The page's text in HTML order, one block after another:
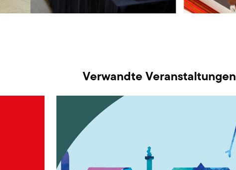
Verwandte Veranstaltungen